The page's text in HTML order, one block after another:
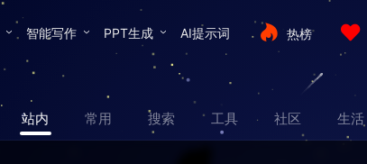
智能写作 PPT生成 AI提示词 热榜
站内 常用 搜索 工具 社区 生活